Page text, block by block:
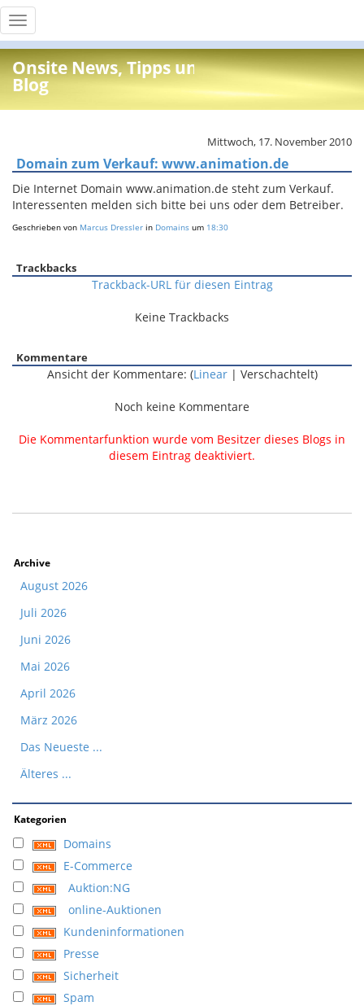
Toggle
navigation
Onsite News, Tipps und Info
Blog
Mittwoch, 17. November 2010
Domain zum Verkauf: www.animation.de
Die Internet Domain www.animation.de steht zum Verkauf.
Interessenten melden sich bitte bei uns oder dem Betreiber.
Geschrieben von Marcus Dressler in Domains um 18:30
Trackbacks
Trackback-URL für diesen Eintrag
Keine Trackbacks
Kommentare
Ansicht der Kommentare: (Linear| Verschachtelt)
Noch keine Kommentare
Die Kommentarfunktion wurde vom Besitzer dieses Blogs in
diesem Eintrag deaktiviert.
Archive
August 2026
Juli 2026
Juni 2026
Mai 2026
April 2026
März 2026
Das Neueste ...
Älteres ...
Kategorien
Domains
E-Commerce
Auktion:NG
online-Auktionen
Kundeninformationen
Presse
Sicherheit
Spam